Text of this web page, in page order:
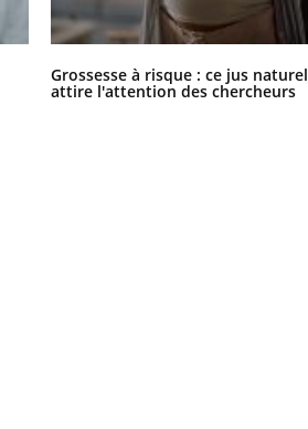
Grossesse à risque : ce jus naturel
attire l'attention des chercheurs